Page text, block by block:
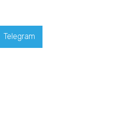
Telegram